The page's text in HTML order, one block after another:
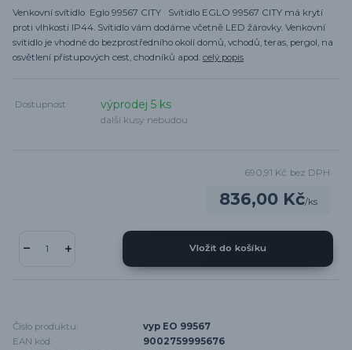
Venkovní svítidlo Eglo 99567 CITY Svítidlo EGLO 99567 CITY má krytí
proti vlhkosti IP44. Svítidlo vám dodáme včetně LED žárovky. Venkovní
svítidlo je vhodné do bezprostředního okolí domů, vchodů, teras, pergol, na
osvětlení přístupových cest, chodníků apod. celý popis
Dostupnost výprodej 5 ks
další kusy nebudou
836,00 Kč/ks
690,91 Kč bez DPH
Vložit do košíku
Číslo produktu:
vyp EO 99567
EAN kód:
9002759995676